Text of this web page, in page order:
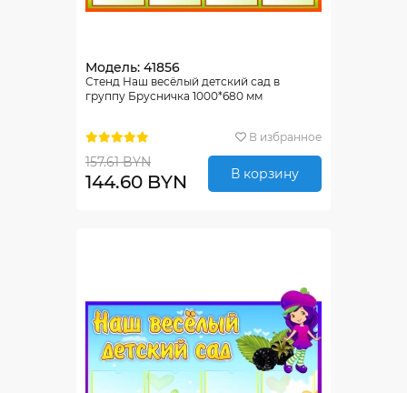
Модель: 41856
Стенд Наш весёлый детский сад в
группу Брусничка 1000*680 мм
В избранное
157.61 BYN
144.60 BYN В корзину